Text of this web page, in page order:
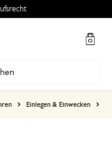
Einlegen & Einwecken